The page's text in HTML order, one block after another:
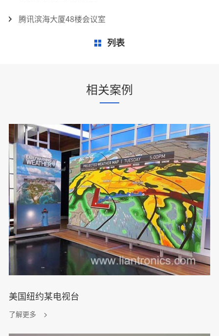
腾讯滨海大厦48楼会议室
列表
相关案例
美国纽约某电视台
了解更多